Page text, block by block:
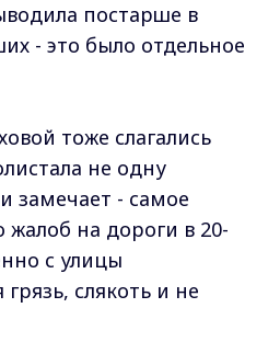
постарше в
- это было отдельное
тоже слагались
не одну
замечает - самое
жалоб на дороги в 20-
с улицы
слякоть и не